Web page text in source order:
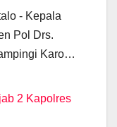
g
er
n
- Kepala
Pol Drs.
Karo…
2 Kapolres